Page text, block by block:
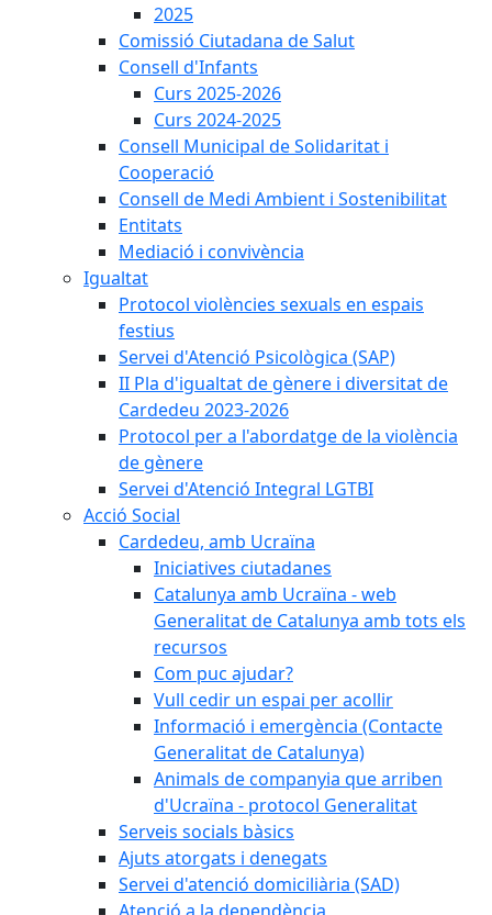
2025
Comissió Ciutadana de Salut
Consell d'Infants
Curs 2025-2026
Curs 2024-2025
Consell Municipal de Solidaritat i
Cooperació
Consell de Medi Ambient i Sostenibilitat
Entitats
Mediació i convivència
Igualtat
Protocol violències sexuals en espais
festius
Servei d'Atenció Psicològica (SAP)
II Pla d'igualtat de gènere i diversitat de
Cardedeu 2023-2026
Protocol per a l'abordatge de la violència
de gènere
Servei d'Atenció Integral LGTBI
Acció Social
Cardedeu, amb Ucraïna
Iniciatives ciutadanes
Catalunya amb Ucraïna - web
Generalitat de Catalunya amb tots els
recursos
Com puc ajudar?
Vull cedir un espai per acollir
Informació i emergència (Contacte
Generalitat de Catalunya)
Animals de companyia que arriben
d'Ucraïna - protocol Generalitat
Serveis socials bàsics
Ajuts atorgats i denegats
Servei d'atenció domiciliària (SAD)